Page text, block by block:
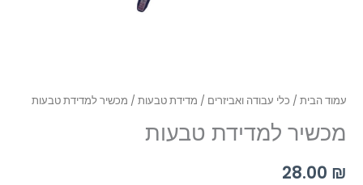
עמוד הבית / כלי עבודה ואביזרים / מדידת טבעות / מכשיר למדידת טבעות
מכשיר למדידת טבעות
28.00 ₪